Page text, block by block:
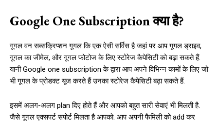
Google One Subscription क्या है?
गूगल वन सब्सक्रिप्शन गूगल कि एक ऐसी सर्विस है जहां पर आप गूगल ड्राइव,
गूगल का जीमेल, और गूगल फोटोज के लिए स्टोरेज कैपेसिटी को बढ़ा सकते हैं.
यानी Google one subscription के द्वारा आप अपने विभिन्न कामों के लिए जो
भी गूगल के प्रोडक्ट यूज करते हैं उनका स्टोरेज कैपेसिटी बढ़ा सकते हैं.
इसमें अलग-अलग plan दिए होते हैं और आपको बहुत सारी सेवाएं भी मिलती है.
जैसे गूगल एक्सपर्ट सपोर्ट मिलता है आपको. आप अपनी फैमिली को add कर